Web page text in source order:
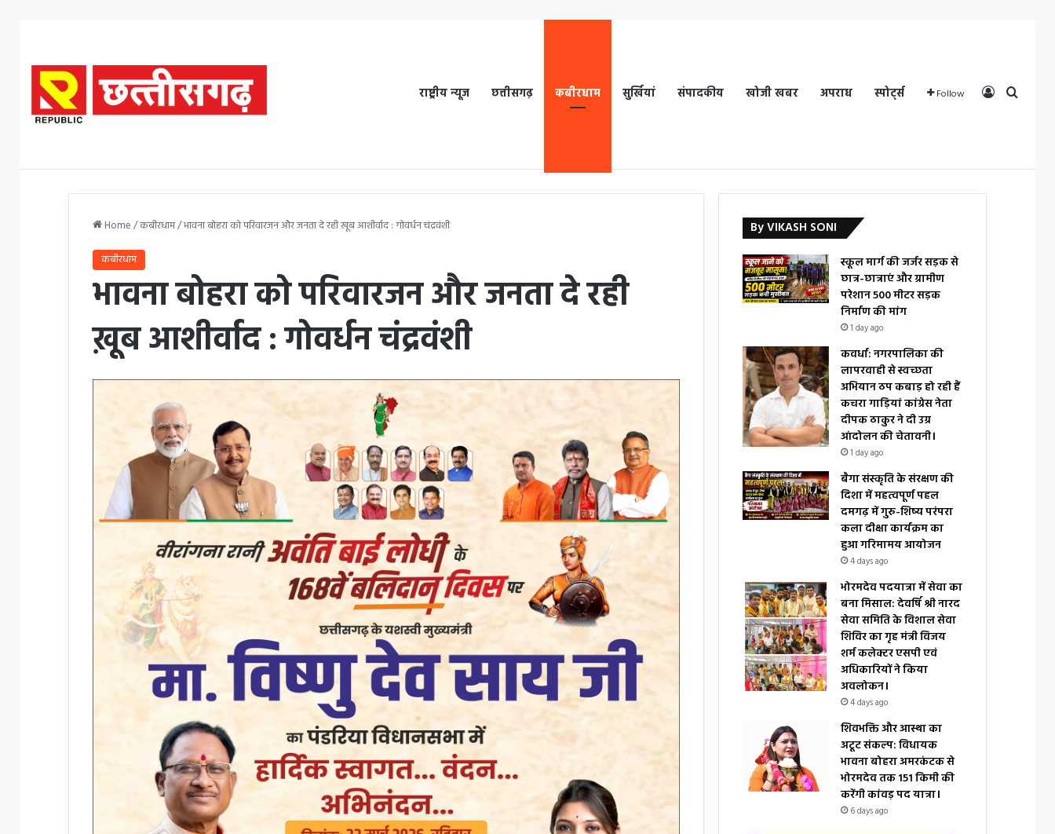
राष्ट्रीय न्यूज छत्तीसगढ़ कबीरधाम सुर्खियां संपादकीय खोजी खबर अपराध स्पोर्ट्स Follow Log In
Home/कबीरधाम/भावना बोहरा को परिवारजन और जनता दे रही ख़ूब आशीर्वाद : गोवर्धन चंद्रवंशी
कबीरधाम
भावना बोहरा को परिवारजन और जनता दे रही
ख़ूब आशीर्वाद : गोवर्धन चंद्रवंशी
By VIKASH SONI
स्कूल मार्ग की जर्जर सड़क से
छात्र-छात्राएं और ग्रामीण
परेशान 500 मीटर सड़क
निर्माण की मांग
1 day ago
कवर्धा: नगरपालिका की
लापरवाही से स्वच्छता
अभियान ठप कबाड़ हो रही हैं
कचरा गाड़ियां कांग्रेस नेता
दीपक ठाकुर ने दी उग्र
आंदोलन की चेतावनी।
1 day ago
बैगा संस्कृति के संरक्षण की
दिशा में महत्वपूर्ण पहल
दमगढ़ में गुरु-शिष्य परंपरा
कला दीक्षा कार्यक्रम का
हुआ गरिमामय आयोजन
4 days ago
भोरमदेव पदयात्रा में सेवा का
बना मिसाल: देवर्षि श्री नारद
सेवा समिति के विशाल सेवा
शिविर का गृह मंत्री विजय
शर्म कलेक्टर एसपी एवं
अधिकारियों ने किया
अवलोकन।
4 days ago
शिवभक्ति और आस्था का
अटूट संकल्प: विधायक
भावना बोहरा अमरकंटक से
भोरमदेव तक 151 किमी की
करेंगी कांवड़ पद यात्रा।
6 days ago